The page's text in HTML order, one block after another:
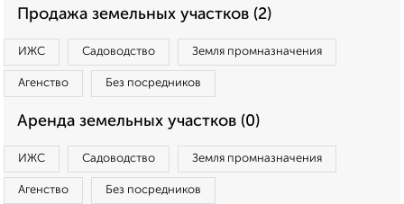
Продажа земельных участков (2)
ИЖС Садоводство Земля промназначения
Агенство Без посредников
Аренда земельных участков (0)
ИЖС Садоводство Земля промназначения
Агенство Без посредников